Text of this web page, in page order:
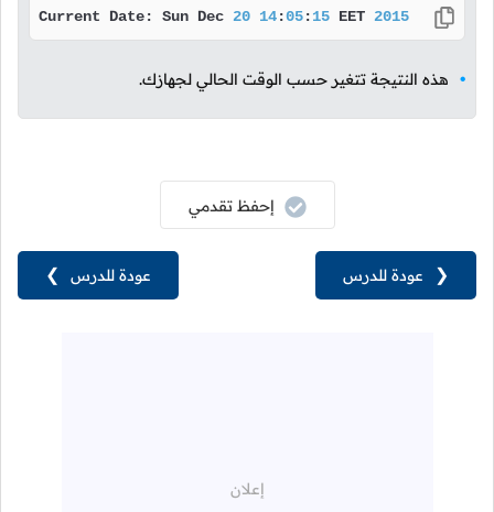
Current Date: Sun Dec 20 14:05:15 EET 2015
هذه النتيجة تتغير حسب الوقت الحالي لجهازك.
عودة للدرس ❯
إحفظ تقدمي
❮ عودة للدرس